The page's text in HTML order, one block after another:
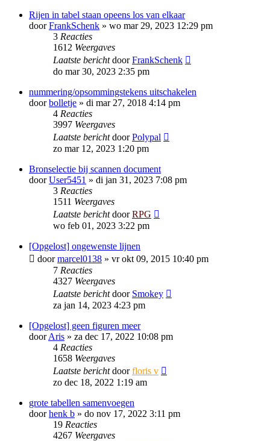
Rijen in tabel staan opeens los van elkaar
doorFrankSchenk » wo mar 29, 2023 12:29 pm
3 Reacties
1612 Weergaves
Laatste berichtdoorFrankSchenk
do mar 30, 2023 2:35 pm
nummering/opsommingstekens uitschakelen
doorbolletje » di mar 27, 2018 4:14 pm
4 Reacties
3997 Weergaves
Laatste berichtdoorPolypal
zo mar 12, 2023 1:20 pm
Bronselectie bij scannen document
doorUser5451 » di jan 31, 2023 7:08 pm
3 Reacties
1511 Weergaves
Laatste berichtdoorRPG
wo feb 01, 2023 3:22 pm
[Opgelost] ongewenste lijnen
doormarcel0138 » vr okt 09, 2015 10:40 pm
7 Reacties
4327 Weergaves
Laatste berichtdoor Smokey
za jan 14, 2023 4:23 pm
[Opgelost] geen figuren meer
doorAris » za dec 17, 2022 10:08 pm
4 Reacties
1658 Weergaves
Laatste berichtdoorfloris v
zo dec 18, 2022 1:19 am
grote tabellen samenvoegen
doorhenk b » do nov 17, 2022 3:11 pm
19 Reacties
4267 Weergaves